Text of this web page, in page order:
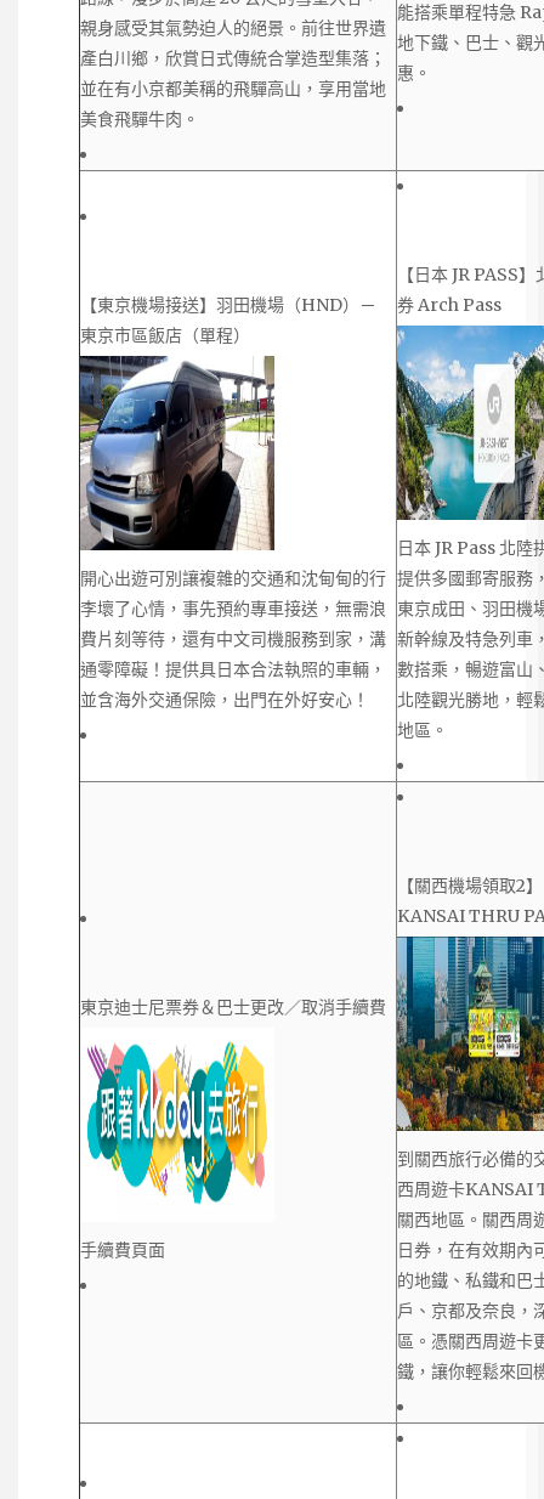
親身感受其氣勢迫人的絕景。前往世界遺
產白川鄉，欣賞日式傳統合掌造型集落；
並在有小京都美稱的飛驒高山，享用當地
美食飛驒牛肉。
能搭乘單程特急
地下鐵、巴士、觀
惠。
【東京機場接送】羽田機場（HND）－
東京市區飯店（單程）
開心出遊可別讓複雜的交通和沈甸甸的行
李壞了心情，事先預約專車接送，無需浪
費片刻等待，還有中文司機服務到家，溝
通零障礙！提供具日本合法執照的車輛，
並含海外交通保險，出門在外好安心！
【日本 JR PASS
券 Arch Pass
日本 JR Pass 北陸
提供多國郵寄服務
東京成田、羽田機
新幹線及特急列車
數搭乘，暢遊富山
北陸觀光勝地，輕
地區。
東京迪士尼票券＆巴士更改／取消手續費
手續費頁面
【關西機場領取2
KANSAI THRU
到關西旅行必備的
西周遊卡KANSAI
關西地區。關西周
日券，在有效期內
的地鐵、私鐵和巴
戶、京都及奈良，
區。憑關西周遊卡
鐵，讓你輕鬆來回